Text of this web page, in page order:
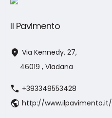
Il Pavimento
location_on Via Kennedy, 27,
46019 , Viadana
call +393349553428
public http://www.ilpavimento.it/